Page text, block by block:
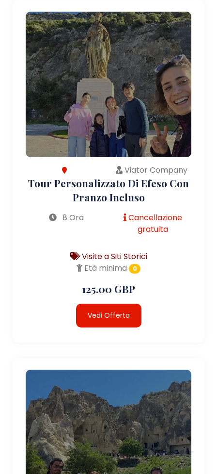
Viator Company
Tour Personalizzato Di Efeso Con
Pranzo Incluso
8 Ora
Cancellazione
gratuita
Visite a Siti Storici
Età minima
0
125.00 GBP
Vedi Offerta